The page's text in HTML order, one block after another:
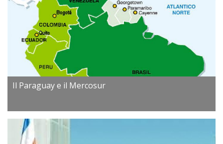
Il Paraguay e il Mercosur